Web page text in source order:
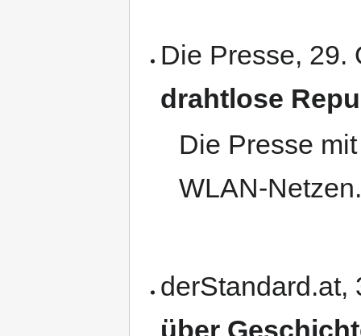
Die Presse, 29.
drahtlose
Die Presse
WLAN-
über